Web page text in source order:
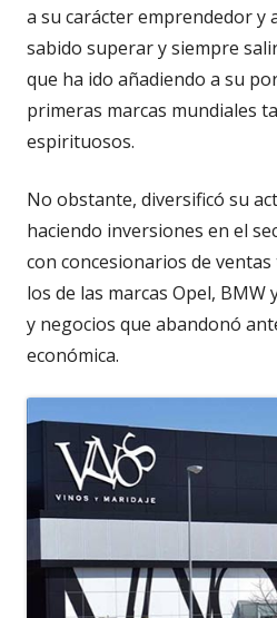
a su carácter emprendedor y
sabido superar y siempre
que ha ido añadiendo a su
primeras marcas mundiales
espirituosos.
No obstante, diversificó su
haciendo inversiones en el
con concesionarios de
los de las marcas Opel,
y negocios que abandonó
económica.